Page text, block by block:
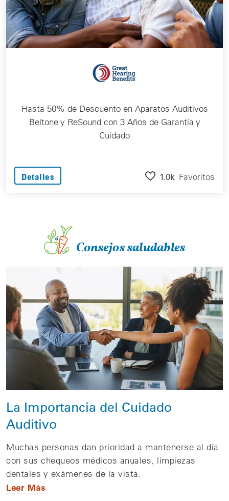
Hasta 50% de Descuento en Aparatos Auditivos
Beltone y ReSound con 3 Años de Garantía y
Cuidado
Detalles 1.0k Favoritos
Consejos saludables
La Importancia del Cuidado
Auditivo
Muchas personas dan prioridad a mantenerse al día
con sus chequeos médicos anuales, limpiezas
dentales y exámenes de la vista.
Leer Más